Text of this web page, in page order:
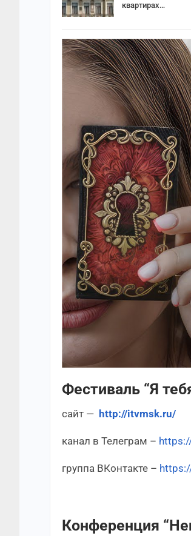
квартирах…
Фестиваль “Я
сайт — http://itvmsk.ru/
канал в Телеграм –
группа ВКонтакте –
Конференция